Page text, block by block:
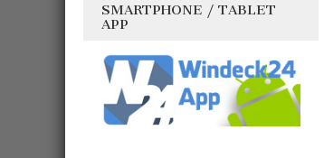
SMARTPHONE / TABLET
APP